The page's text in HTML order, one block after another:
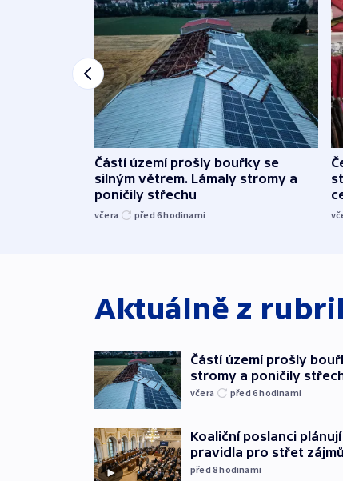
Částí území prošly bouřky se
silným větrem. Lámaly stromy a
poničily střechu
včera před 6hodinami
Aktuálně z
Částí území prošly
stromy a poničily
včera před 6hodinami
Koaliční poslanci
pravidla pro střet zájmů
před 8hodinami